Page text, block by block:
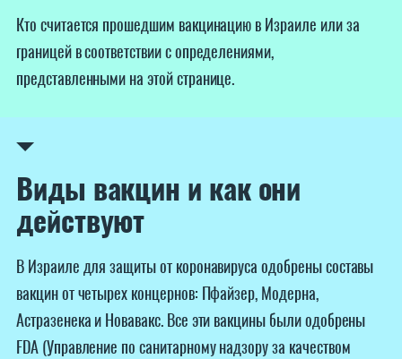
Кто считается прошедшим вакцинацию в Израиле или за
границей в соответствии с определениями,
представленными на этой странице.
Виды вакцин и как они
действуют
В Израиле для защиты от коронавируса одобрены составы
вакцин от четырех концернов: Пфайзер, Модерна,
Астразенека и Новавакс. Все эти вакцины были одобрены
FDA (Управление по санитарному надзору за качеством